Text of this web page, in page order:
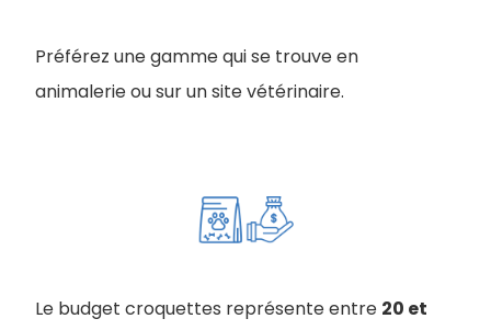
Préférez une gamme qui se trouve en
animalerie ou sur un site vétérinaire.
Le budget croquettes représente entre 20 et